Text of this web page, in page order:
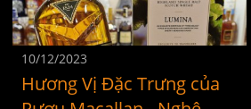
10/12/2023
Hương Vị Đặc Trưng của